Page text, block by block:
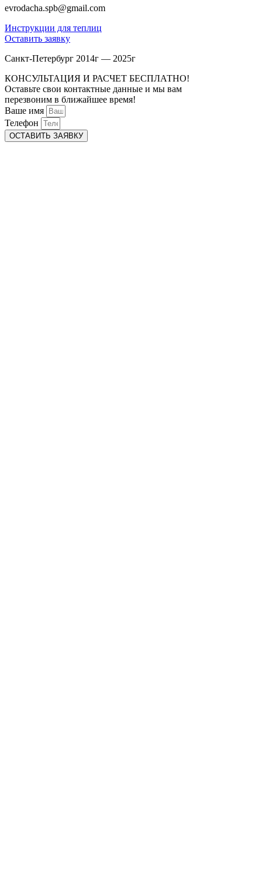
evrodacha.spb@gmail.com
Инструкции для теплиц
Оставить заявку
Санкт-Петербург 2014г — 2025г
КОНСУЛЬТАЦИЯ И РАСЧЕТ БЕСПЛАТНО!
Оставьте свои контактные данные и мы вам
перезвоним в ближайшее время!
Ваше имя
Телефон
ОСТАВИТЬ ЗАЯВКУ